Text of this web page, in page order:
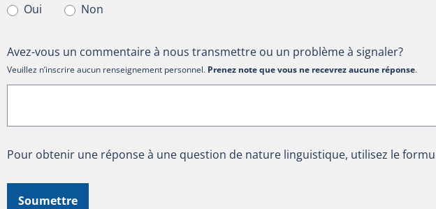
Oui
Non
Avez-vous un commentaire à nous transmettre ou un problème à signaler?
Veuillez n’inscrire aucun renseignement personnel. Prenez note que vous ne recevrez aucune réponse.
Pour obtenir une réponse à une question de nature linguistique, utilisez le
Soumettre